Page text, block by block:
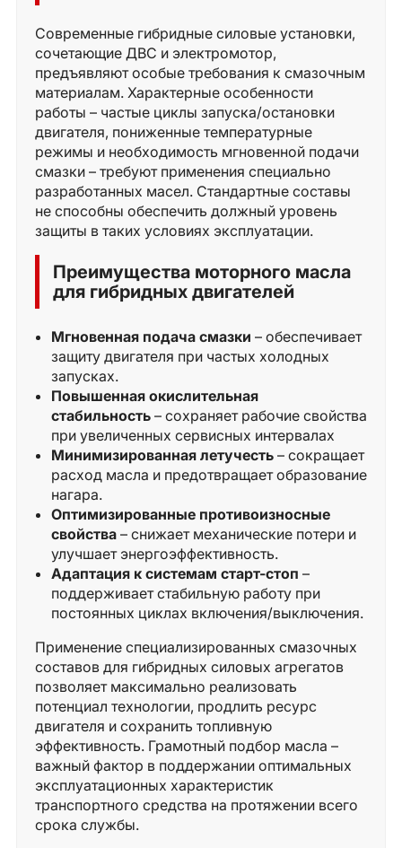
Современные гибридные силовые установки,
сочетающие ДВС и электромотор,
предъявляют особые требования к смазочным
материалам. Характерные особенности
работы – частые циклы запуска/остановки
двигателя, пониженные температурные
режимы и необходимость мгновенной подачи
смазки – требуют применения специально
разработанных масел. Стандартные составы
не способны обеспечить должный уровень
защиты в таких условиях эксплуатации.
Преимущества моторного масла
для гибридных двигателей
Мгновенная подача смазки – обеспечивает
защиту двигателя при частых холодных
запусках.
Повышенная окислительная
стабильность– сохраняет рабочие свойства
при увеличенных сервисных интервалах
Минимизированная летучесть– сокращает
расход масла и предотвращает образование
нагара.
Оптимизированные противоизносные
свойства– снижает механические потери и
улучшает энергоэффективность.
Адаптация к системам старт-стоп –
поддерживает стабильную работу при
постоянных циклах включения/выключения.
Применение специализированных смазочных
составов для гибридных силовых агрегатов
позволяет максимально реализовать
потенциал технологии, продлить ресурс
двигателя и сохранить топливную
эффективность. Грамотный подбор масла –
важный фактор в поддержании оптимальных
эксплуатационных характеристик
транспортного средства на протяжении всего
срока службы.